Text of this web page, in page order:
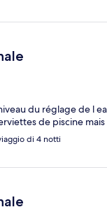
du réglage de l
de piscine
di 4 notti